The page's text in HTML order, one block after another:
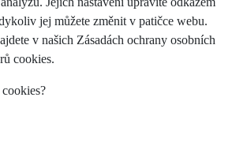
jej můžete změnit v patičce webu.
v našich Zásadách ochrany osobních
cookies.